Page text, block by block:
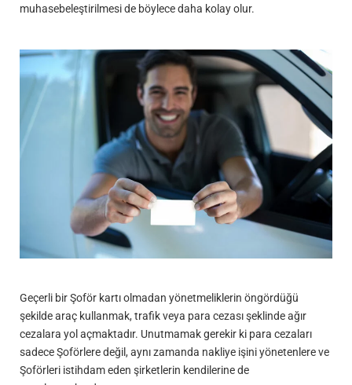
muhasebeleştirilmesi de böylece daha kolay olur.
Geçerli bir Şoför kartı olmadan yönetmeliklerin öngördüğü
şekilde araç kullanmak, trafik veya para cezası şeklinde ağır
cezalara yol açmaktadır. Unutmamak gerekir ki para cezaları
sadece Şoförlere değil, aynı zamanda nakliye işini yönetenlere ve
Şoförleri istihdam eden şirketlerin kendilerine de